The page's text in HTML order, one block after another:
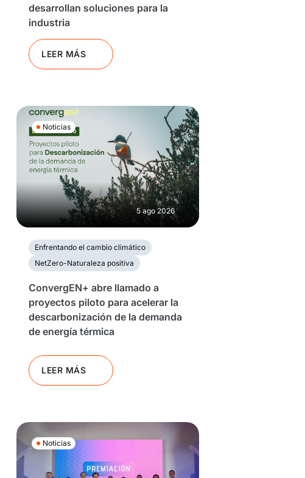
desarrollan soluciones para la
industria
LEER MÁS
Noticias
5 ago 2026
Enfrentando el cambio climático
NetZero-Naturaleza positiva
ConvergEN+ abre llamado a
proyectos piloto para acelerar la
descarbonización de la demanda
de energía térmica
LEER MÁS
Noticias